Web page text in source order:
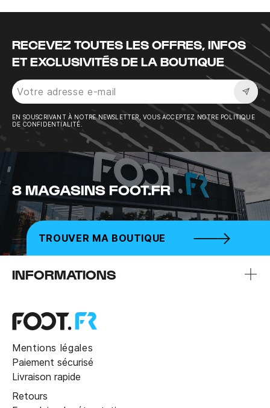
RECEVEZ TOUTES LES OFFRES, INFOS
ET EXCLUSIVITÉS DE LA BOUTIQUE
EN SOUSCRIVANT À NOTRE NEWSLETTER, VOUS ACCEPTEZ NOTRE POLITIQUE
DE CONFIDENTIALITÉ.
8 MAGASINS FOOT.FR
TROUVER MA BOUTIQUE
INFORMATIONS
Mentions légales
Paiement sécurisé
Livraison rapide
Retours